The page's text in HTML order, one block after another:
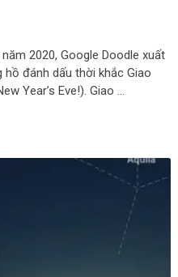
2020, Google Doodle xuất
đánh dấu thời khắc Giao
Year’s Eve!). Giao …